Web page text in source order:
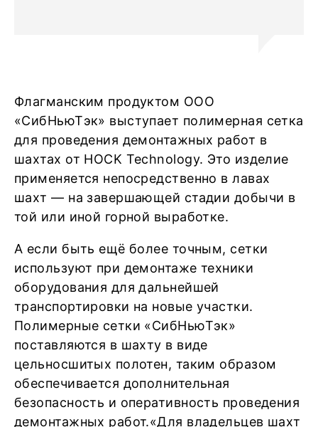
Флагманским продуктом ООО
«СибНьюТэк» выступает полимерная сетка
для проведения демонтажных работ в
шахтах от HOCK Technology. Это изделие
применяется непосредственно в лавах
шахт — на завершающей стадии добычи в
той или иной горной выработке.
А если быть ещё более точным, сетки
используют при демонтаже техники
оборудования для дальнейшей
транспортировки на новые участки.
Полимерные сетки «СибНьюТэк»
поставляются в шахту в виде
цельносшитых полотен, таким образом
обеспечивается дополнительная
безопасность и оперативность проведения
демонтажных работ.«Для владельцев шахт